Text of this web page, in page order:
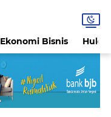
Ekonomi Bisnis